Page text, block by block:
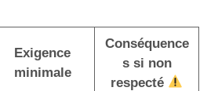
Exigence
minimale
Conséquence
s si non
respecté